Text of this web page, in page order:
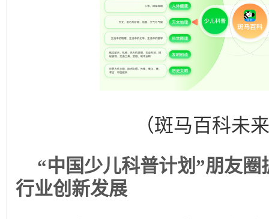
（斑马百科未
“中国少儿科普计划”朋友
行业创新发展